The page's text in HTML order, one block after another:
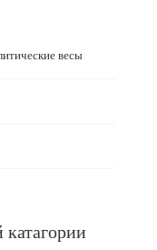
весы